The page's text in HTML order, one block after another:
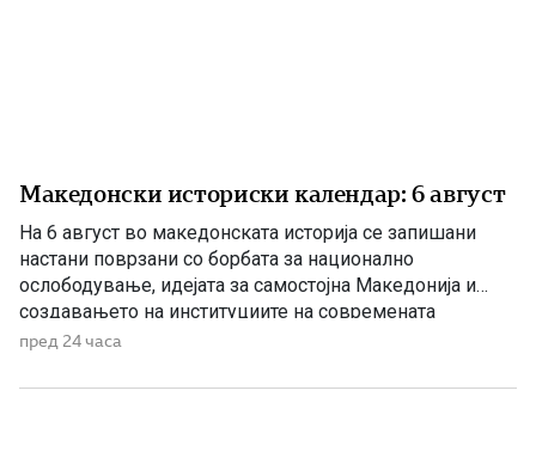
Македонски историски календар: 6 август
На 6 август во македонската историја се запишани
настани поврзани со борбата за национално
ослободување, идејата за самостојна Македонија и
создавањето на институциите на современата
македонска држава. 1875 – Роден е Григорие Хаџи
Григорие Хаџи Ташковиќ – македонски револуционер,
пред 24 часа